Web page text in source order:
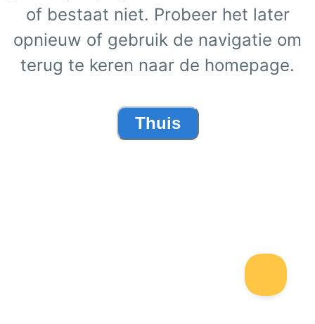
of bestaat niet. Probeer het later
opnieuw of gebruik de navigatie om
terug te keren naar de homepage.
Thuis